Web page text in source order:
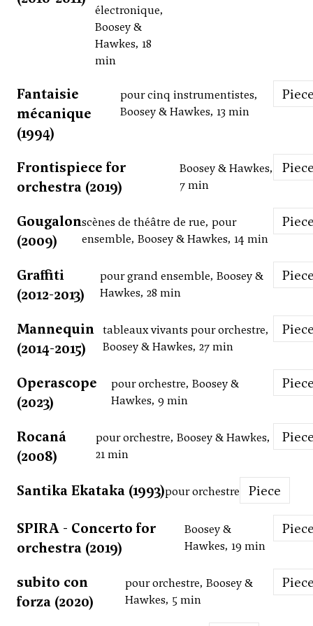
électronique,
Boosey &
Hawkes, 18
min
Fantaisie
mécanique
(1994)
pour cinq instrumentistes,
Boosey & Hawkes, 13 min
Frontispiece for
orchestra (2019)
Boosey & Hawkes,
7 min
Gougalon
(2009)
scènes de théâtre de rue, pour
ensemble, Boosey & Hawkes, 14 min
Graffiti
(2012-2013)
pour grand ensemble, Boosey &
Hawkes, 28 min
Mannequin
(2014-2015)
tableaux vivants pour orchestre,
Boosey & Hawkes, 27 min
Operascope
(2023)
pour orchestre, Boosey &
Hawkes, 9 min
Rocaná
(2008)
pour orchestre, Boosey & Hawkes,
21 min
Santika Ekataka (1993)pour orchestre Piece
SPIRA - Concerto for
orchestra (2019)
Boosey &
Hawkes, 19 min
subito con
forza (2020)
pour orchestre, Boosey &
Hawkes, 5 min